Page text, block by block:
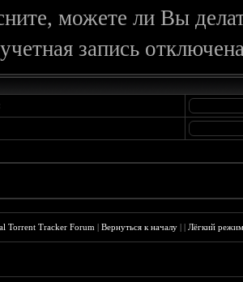
можете ли Вы
запись
Torrent Tracker Forum |Вернуться к началу ||Лёгкий